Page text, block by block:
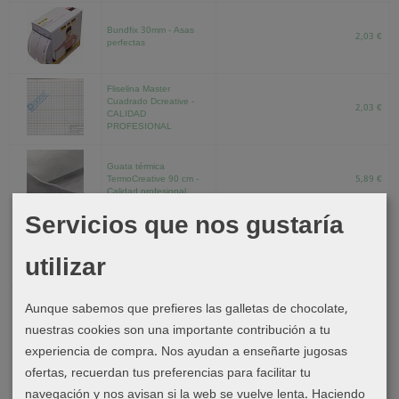
Bundfix 30mm - Asas
perfectas
2,03 €
Fliselina Master
Cuadrado Dcreative -
CALIDAD
PROFESIONAL
2,03 €
Guata térmica
TermoCreative 90 cm -
Calidad profesional
5,89 €
Entretela Adhesiva
Heat N Bond Lite - Ideal
Aplicaciones
Cinta para dobladillos
fishbone - cambrico -
0,78 €
Servicios que nos gustaría
utilizar
Aunque sabemos que prefieres las galletas de chocolate,
nuestras cookies son una importante contribución a tu
experiencia de compra. Nos ayudan a enseñarte jugosas
ofertas, recuerdan tus preferencias para facilitar tu
navegación y nos avisan si la web se vuelve lenta. Haciendo